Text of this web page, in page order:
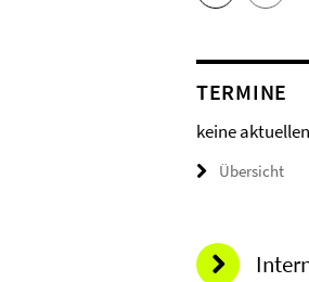
TERMINE
keine
Übersicht